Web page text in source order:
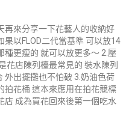
再來分享一下花藝人的收納好
以FLOD二代當基準 可以放14
種更瘦的 就可以放更多～ 2.壓
花店陳列檯最常見的 裝水陳列
外出擺攤也不怕破 3.奶油色荷
拍花桶 這本來應用在拍花競標
店 成為買花回來後第一個吃水